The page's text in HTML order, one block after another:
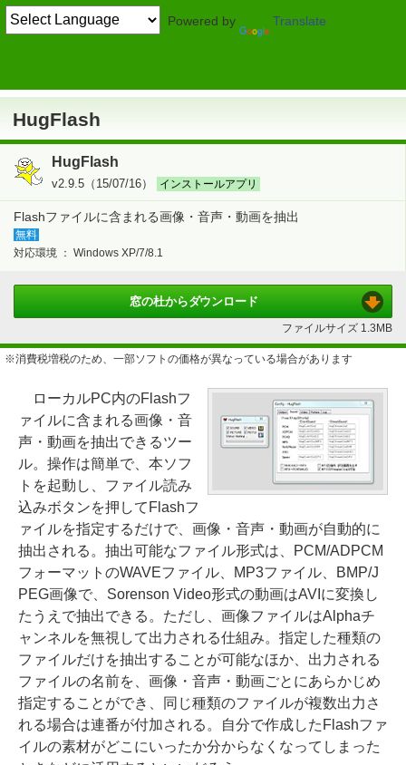
Powered by Translate
HugFlash
HugFlash
v2.9.5（15/07/16） インストールアプリ
Flashファイルに含まれる画像・音声・動画を抽出
無料
対応環境 ： Windows XP/7/8.1
窓の杜からダウンロード
ファイルサイズ 1.3MB
※消費税増税のため、一部ソフトの価格が異なっている場合があります
ローカルPC内のFlashフ
ァイルに含まれる画像・音
声・動画を抽出できるツー
ル。操作は簡単で、本ソフ
トを起動し、ファイル読み
込みボタンを押してFlashフ
ァイルを指定するだけで、画像・音声・動画が自動的に
抽出される。抽出可能なファイル形式は、PCM/ADPCM
フォーマットのWAVEファイル、MP3ファイル、BMP/J
PEG画像で、Sorenson Video形式の動画はAVIに変換し
たうえで抽出できる。ただし、画像ファイルはAlphaチ
ャンネルを無視して出力される仕組み。指定した種類の
ファイルだけを抽出することが可能なほか、出力される
ファイルの名前を、画像・音声・動画ごとにあらかじめ
指定することができ、同じ種類のファイルが複数出力さ
れる場合は連番が付加される。自分で作成したFlashファ
イルの素材がどこにいったか分からなくなってしまった